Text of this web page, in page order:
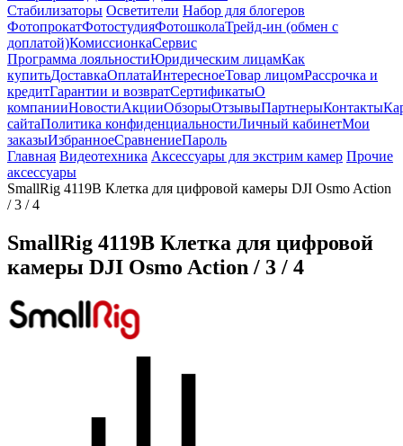
Стабилизаторы Осветители Набор для блогеров
ФотопрокатФотостудияФотошколаТрейд-ин (обмен с
доплатой)КомиссионкаСервис
Программа лояльностиЮридическим лицамКак
купитьДоставкаОплатаИнтересноеТовар лицомРассрочка и
кредитГарантии и возвратСертификатыО
компанииНовостиАкцииОбзорыОтзывыПартнерыКонтакты
сайтаПолитика конфиденциальностиЛичный кабинетМои
заказыИзбранноеСравнениеПароль
Главная Видеотехника Аксессуары для экстрим камер Прочие
аксессуары
SmallRig 4119B Клетка для цифровой камеры DJI Osmo Action
/ 3 / 4
SmallRig 4119B Клетка для цифровой
камеры DJI Osmo Action / 3 / 4